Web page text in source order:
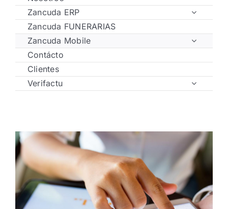
Zancuda ERP
Zancuda FUNERARIAS
Zancuda Mobile
Contácto
Clientes
Verifactu